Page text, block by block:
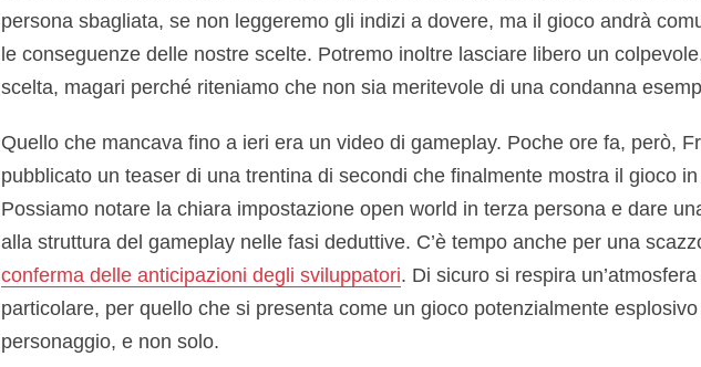
persona sbagliata, se non leggeremo gli indizi a dovere, ma il gioco andrà
le conseguenze delle nostre scelte. Potremo inoltre lasciare libero un
scelta, magari perché riteniamo che non sia meritevole di una condanna
Quello che mancava fino a ieri era un video di gameplay. Poche ore fa, però,
pubblicato un teaser di una trentina di secondi che finalmente mostra il gioco
Possiamo notare la chiara impostazione open world in terza persona e dare
alla struttura del gameplay nelle fasi deduttive. C’è tempo anche per una
conferma delle anticipazioni degli sviluppatori. Di sicuro si respira
particolare, per quello che si presenta come un gioco potenzialmente esplosivo
personaggio, e non solo.